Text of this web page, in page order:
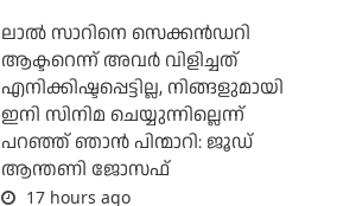
ലാല്‍ സാറിനെ സെക്കന്‍ഡറി
ആക്ടറെന്ന് അവര്‍ വിളിച്ചത്
എനിക്കിഷ്ടപ്പെട്ടില്ല, നിങ്ങളുമായി
ഇനി സിനിമ ചെയ്യുന്നില്ലെന്ന്
പറഞ്ഞ് ഞാന്‍ പിന്മാറി: ജൂഡ്
ആന്തണി ജോസഫ്
17 hours ago